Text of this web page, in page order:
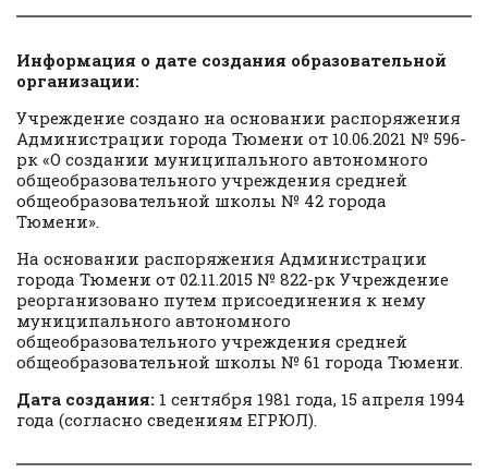
Информация о дате создания образовательной
организации:
Учреждение создано на основании распоряжения
Администрации города Тюмени от 10.06.2021 № 596-
рк «О создании муниципального автономного
общеобразовательного учреждения средней
общеобразовательной школы № 42 города
Тюмени».
На основании распоряжения Администрации
города Тюмени от 02.11.2015 № 822-рк Учреждение
реорганизовано путем присоединения к нему
муниципального автономного
общеобразовательного учреждения средней
общеобразовательной школы № 61 города Тюмени.
Дата создания: 1 сентября 1981 года, 15 апреля 1994
года (согласно сведениям ЕГРЮЛ).